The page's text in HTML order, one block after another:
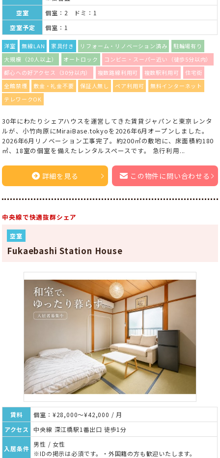
空室
個室：2 ドミ：1
空室予定
個室：1
洋室 無線LAN 家具付き リフォーム・リノベーション済み
駐輪場有り
大規模（20人以上）
オートロック
コンビニ・スーパー近い（徒歩5分以内）
都心への好アクセス（30分以内）
複数路線利用可 複数駅利用可
住宅街
全館禁煙
敷金・礼金不要 保証人無し ペア利用可
無料インターネット
テレワークOK
30年にわたりシェアハウスを運営してきた賃貸ジャパンと東京レンタ
ルが、小竹向原にMiraiBase.tokyoを2026年6月オープンしました。
2026年6月リノベーション工事完了。約200㎡の敷地に、床面積約180
㎡、18室の個室を備えたレンタルスペースです。 急行利用...
詳細を見る この物件に問い合わせる
中央線で快適抜群シェア
空室
Fukaebashi Station House
賃料
個室：¥28,000～¥42,000 / 月
アクセス
中央線 深江橋駅1番出口 徒歩1分
入居条件
男性 / 女性
※IDの掲示は必須です。・外国籍の方も歓迎いたします。